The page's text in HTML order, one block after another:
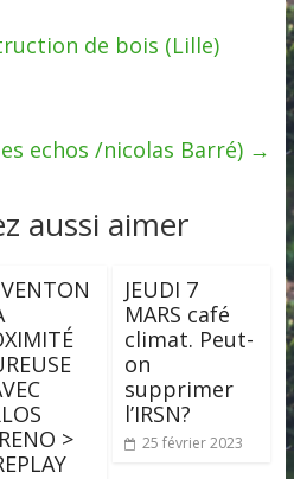
de bois (Lille)
echos /nicolas Barré) →
aussi aimer
>
JEUDI 7
MARS café
climat. Peut-
on
supprimer
l’IRSN?
25 février 2023